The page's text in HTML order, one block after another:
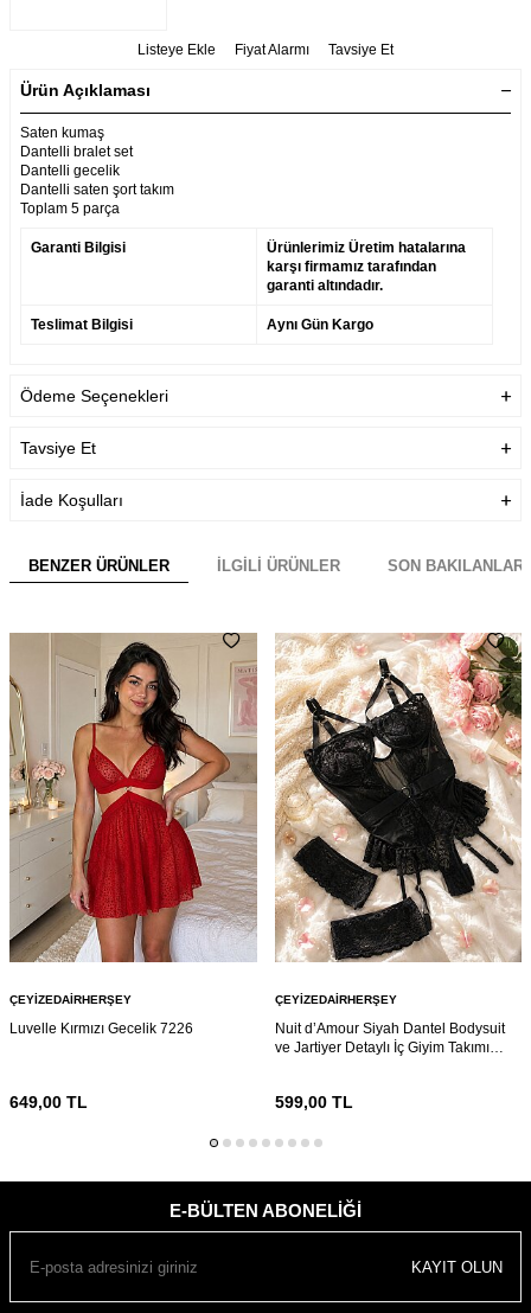
Listeye Ekle Fiyat Alarmı Tavsiye Et
Ürün Açıklaması
Saten kumaş
Dantelli bralet set
Dantelli gecelik
Dantelli saten şort takım
Toplam 5 parça
Garanti Bilgisi
Ürünlerimiz Üretim hatalarına
karşı firmamız tarafından
garanti altındadır.
Teslimat Bilgisi Aynı Gün Kargo
Ödeme Seçenekleri
Tavsiye Et
İade Koşulları
BENZER ÜRÜNLER İLGILI ÜRÜNLER SON BAKILANLAR
ÇEYIZEDAIRHERŞEY
Luvelle Kırmızı Gecelik 7226
649,00 TL
ÇEYIZEDAIRHERŞEY
Nuit d’Amour Siyah Dantel Bodysuit
ve Jartiyer Detaylı İç Giyim Takımı
599,00TL
E-BÜLTEN ABONELIĞI
KAYIT OLUN